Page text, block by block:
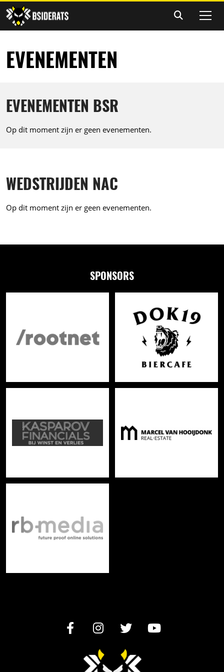
EVENEMENTEN
EVENEMENTEN BSR
Op dit moment zijn er geen evenementen.
WEDSTRIJDEN NAC
Op dit moment zijn er geen evenementen.
SPONSORS